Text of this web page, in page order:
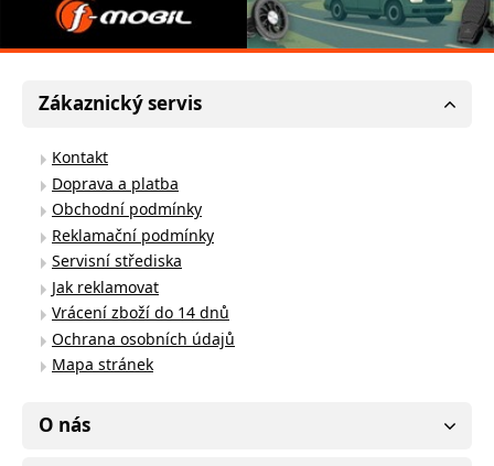
Zákaznický servis
Kontakt
Doprava a platba
Obchodní podmínky
Reklamační podmínky
Servisní střediska
Jak reklamovat
Vrácení zboží do 14 dnů
Ochrana osobních údajů
Mapa stránek
O nás